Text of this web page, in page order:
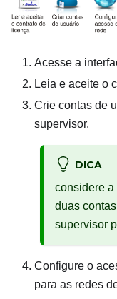
Acesse a
Leia e aceite o
Crie contas de
supervisor.
DICA
considere
duas
supervisor
Configure o
para as redes